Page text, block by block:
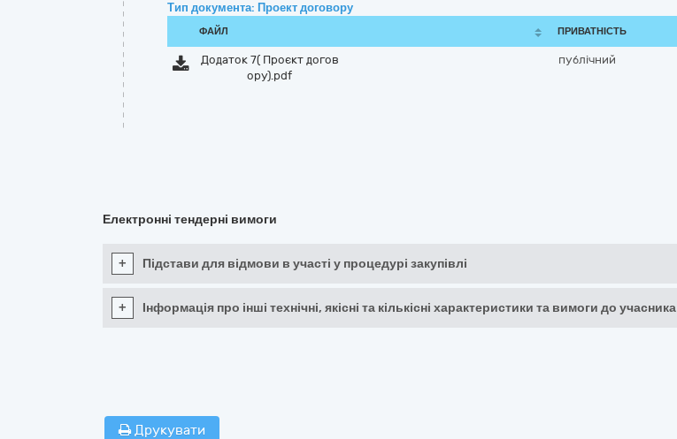
Тип документа: Проект договору
ФАЙЛ ПРИВАТНІСТЬ
Додаток 7( Проєкт догов
ору).pdf
публічний
Електронні тендерні вимоги
+ Підстави для відмови в участі у процедурі закупівлі
+ Інформація про інші технічні, якісні та кількісні характеристики та вимоги до учасника
Друкувати